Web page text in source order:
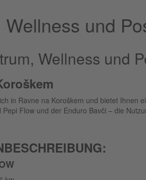
und
Wellness und
in Ravne na Koroškem und bietet Ihnen
Pepi Flow und der Enduro Bavči – die